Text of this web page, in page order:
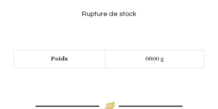
Rupture de stock
Poids 0600 g